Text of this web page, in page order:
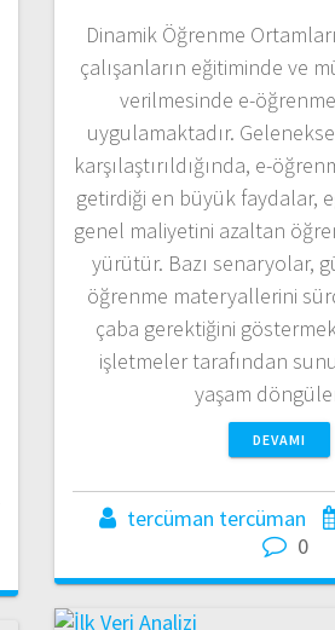
Dinamik Öğrenme
çalışanların eğitiminde ve
verilmesinde e-
uygulamaktadır.
karşılaştırıldığında, e-
getirdiği en büyük faydalar,
genel maliyetini azaltan
yürütür. Bazı senaryolar,
öğrenme materyallerini
çaba gerektiğini
işletmeler tarafından
yaşam
DEVAMI
tercüman tercüman
0